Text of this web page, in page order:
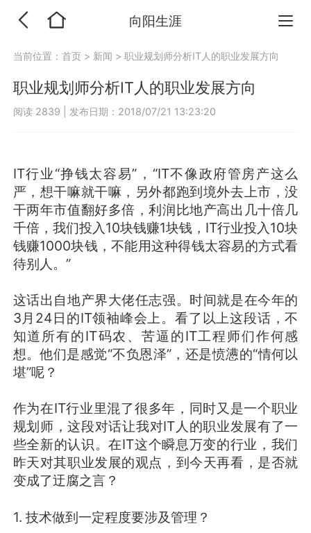
向阳生涯
当前位置：首页 > 新闻 >职业规划师分析IT人的职业发展方向
职业规划师分析IT人的职业发展方向
阅读 2839 发布日期：2018/07/21 13:23:20
IT行业“挣钱太容易”，“IT不像政府管房产这么
严，想干嘛就干嘛，另外都跑到境外去上市，没
干两年市值翻好多倍，利润比地产高出几十倍几
千倍，我们投入10块钱赚1块钱，IT行业投入10块
钱赚1000块钱，不能用这种得钱太容易的方式看
待别人。”
这话出自地产界大佬任志强。时间就是在今年的
3月24日的IT领袖峰会上。看了以上这段话，不
知道所有的IT码农、苦逼的IT工程师们作何感
想。他们是感觉“不负恩泽”，还是愤懑的“情何以
堪”呢？
作为在IT行业里混了很多年，同时又是一个职业
规划师，这段对话让我对IT人的职业发展有了一
些全新的认识。在IT这个瞬息万变的行业，我们
昨天对其职业发展的观点，到今天再看，是否就
变成了迂腐之言？
1. 技术做到一定程度要涉及管理？